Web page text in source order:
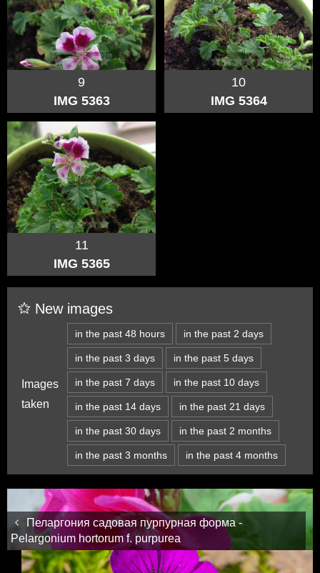
9
IMG 5363
10
IMG 5364
11
IMG 5365
New images
Images
taken
in the past 48 hours in the past 2 days
in the past 3 days in the past 5 days
in the past 7 days in the past 10 days
in the past 14 days in the past 21 days
in the past 30 days in the past 2 months
in the past 3 months in the past 4 months
Пеларгония садовая пурпурная форма -
Pelargonium hortorum f. purpurea